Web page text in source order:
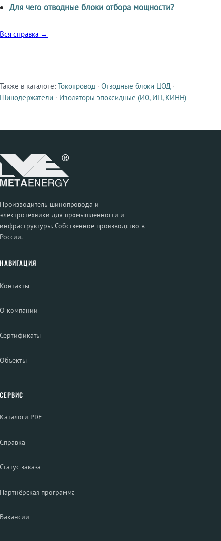
Для чего отводные блоки отбора мощности?
Вся справка →
Смежные продукты
Также в каталоге: Токопровод · Отводные блоки ЦОД ·
Шинодержатели · Изоляторы эпоксидные (ИО, ИП, КИНН)
Производитель шинопровода и
электротехники для промышленности и
инфраструктуры. Собственное производство в
России.
НАВИГАЦИЯ
Контакты
О компании
Сертификаты
Объекты
СЕРВИС
Каталоги PDF
Справка
Статус заказа
Партнёрская программа
Вакансии